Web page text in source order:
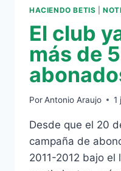
HACIENDO BETIS |
El club
más de
PorAntonio Araujo 1
Desde que el 20
campaña de
2011-2012 bajo el